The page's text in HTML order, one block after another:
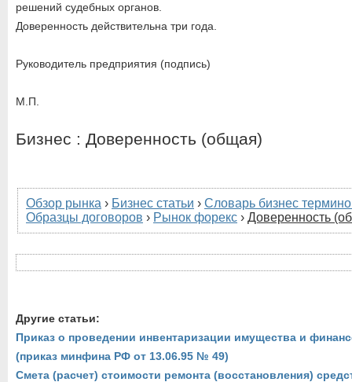
решений судебных органов.
Доверенность действительна три года.
Руководитель предприятия (подпись)
М.П.
Бизнес : Доверенность (общая)
Обзор рынка › Бизнес статьи › Словарь бизнес
Образцы договоров › Рынок форекс › Доверенность
Другие статьи:
Приказ о проведении инвентаризации имущества и
(приказ минфина РФ от 13.06.95 № 49)
Смета (расчет) стоимости ремонта (восстановления)